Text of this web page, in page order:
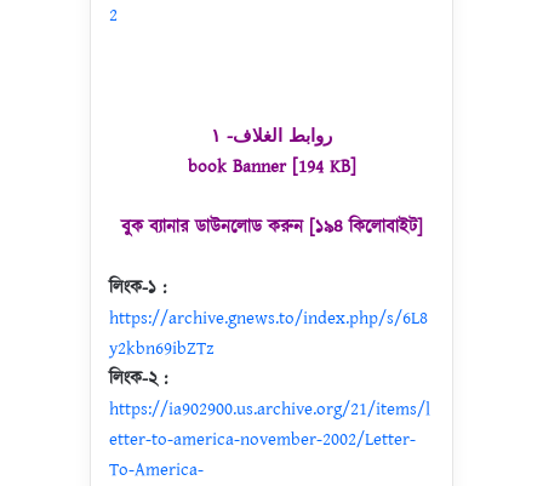
2
روابط الغلاف- ١
book Banner [194 KB]
বুক ব্যানার ডাউনলোড করুন [১৯৪ কিলোবাইট]
লিংক-১ :
https://archive.gnews.to/index.php/s/6L8
y2kbn69ibZTz
লিংক-২ :
https://ia902900.us.archive.org/21/items/l
etter-to-america-november-2002/Letter-
To-America-